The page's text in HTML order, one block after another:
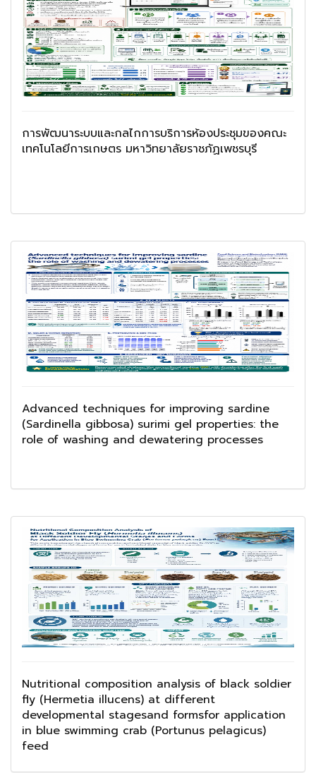
การพัฒนาระบบและกลไกการบริการห้องประชุมของคณะ
เทคโนโลยีการเกษตร มหาวิทยาลัยราชภัฏเพชรบุรี
Advanced techniques for improving sardine
(Sardinella gibbosa) surimi gel properties: the
role of washing and dewatering processes
Nutritional composition analysis of black soldier
fly (Hermetia illucens) at different
developmental stagesand formsfor application
in blue swimming crab (Portunus pelagicus)
feed